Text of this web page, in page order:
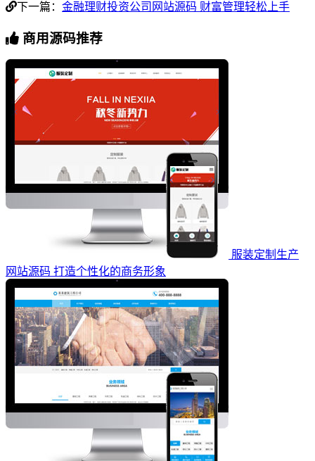
下一篇： 金融理财投资公司网站源码 财富管理轻松上手
商用源码推荐
服装定制生产
网站源码 打造个性化的商务形象